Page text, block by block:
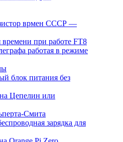
врмен СССР —
при работе FT8
работая в режиме
блок питания без
Цепелин или
Смита
зарядка для